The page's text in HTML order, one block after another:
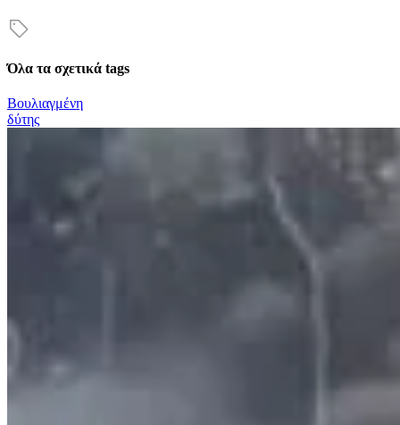
Όλα τα σχετικά tags
Βουλιαγμένη
δύτης